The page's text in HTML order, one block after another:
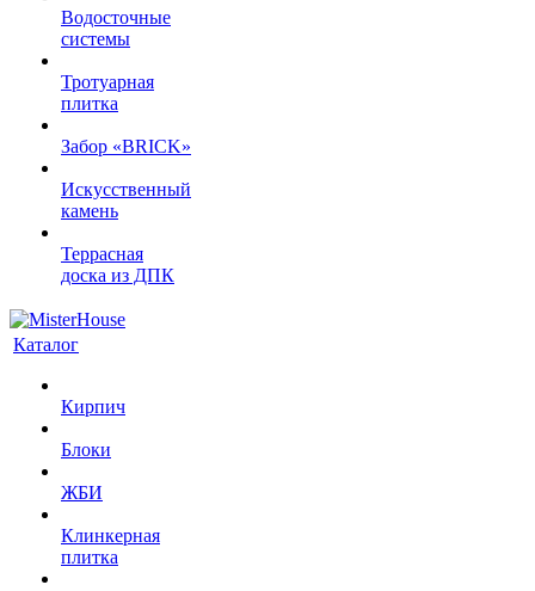
Водосточные
системы
Тротуарная
плитка
Забор «‎BRICK»‎
Искусственный
камень
Террасная
доска из ДПК
Каталог
Кирпич
Блоки
ЖБИ
Клинкерная
плитка